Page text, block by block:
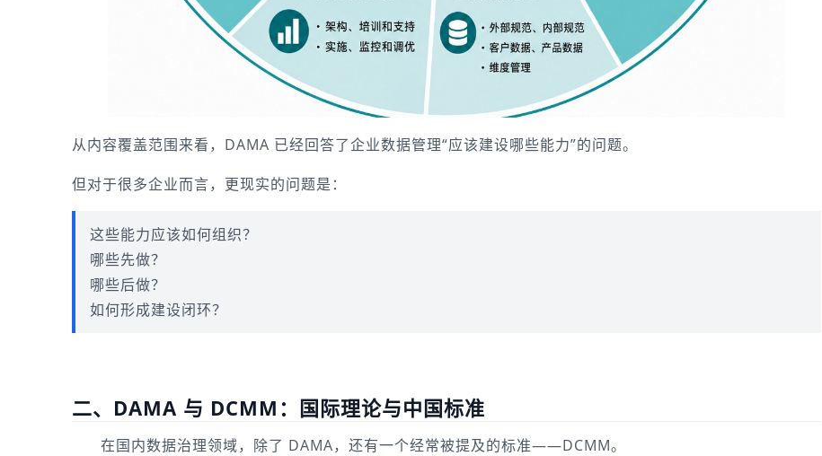
从内容覆盖范围来看，DAMA 已经回答了企业数据管理“应该建设哪些能力”的问题。
但对于很多企业而言，更现实的问题是：
这些能力应该如何组织？
哪些先做？
哪些后做？
如何形成建设闭环？
二、DAMA 与 DCMM：国际理论与中国标准
在国内数据治理领域，除了 DAMA，还有一个经常被提及的标准——DCMM。